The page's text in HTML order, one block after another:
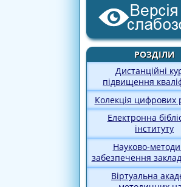
РОЗДІЛИ
Дистанційні
підвищення
Колекція цифрових
Електронна
інституту
Науково-
забезпечення
Віртуальна